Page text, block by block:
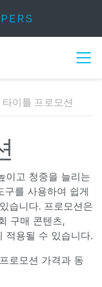
타이틀 프로모션
이고 청중을 늘리는
구를 사용하여 쉽게
습니다. 프로모션은
구매 콘텐츠,
적용될 수 있습니다.
로모션 가격과 동